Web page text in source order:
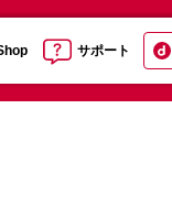
サポート